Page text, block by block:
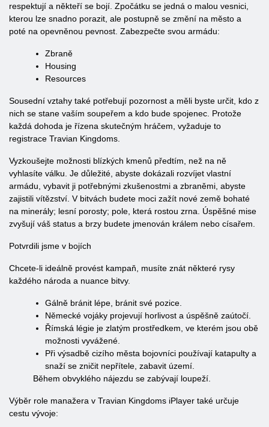
respektují a někteří se bojí. Zpočátku se jedná o malou vesnici,
kterou lze snadno porazit, ale postupně se změní na město a
poté na opevněnou pevnost. Zabezpečte svou armádu:
Zbraně
Housing
Resources
Sousední vztahy také potřebují pozornost a měli byste určit, kdo z
nich se stane vaším soupeřem a kdo bude spojenec. Protože
každá dohoda je řízena skutečným hráčem, vyžaduje to
registrace Travian Kingdoms.
Vyzkoušejte možnosti blízkých kmenů předtím, než na ně
vyhlasíte válku. Je důležité, abyste dokázali rozvíjet vlastní
armádu, vybavit ji potřebnými zkušenostmi a zbraněmi, abyste
zajistili vítězství. V bitvách budete moci zažít nové země bohaté
na minerály; lesní porosty; pole, která rostou zrna. Úspěšné mise
zvyšují váš status a brzy budete jmenován králem nebo císařem.
Potvrdili jsme v bojích
Chcete-li ideálně provést kampaň, musíte znát některé rysy
každého národa a nuance bitvy.
Gálně bránit lépe, bránit své pozice.
Německé vojáky projevují horlivost a úspěšně zaútočí.
Římská légie je zlatým prostředkem, ve kterém jsou obě
možnosti vyvážené.
Při výsadbě cizího města bojovníci používají katapulty a
snaží se zničit nepřítele, zabavit území.
Během obvyklého nájezdu se zabývají loupeží.
Výběr role manažera v Travian Kingdoms iPlayer také určuje
cestu vývoje: